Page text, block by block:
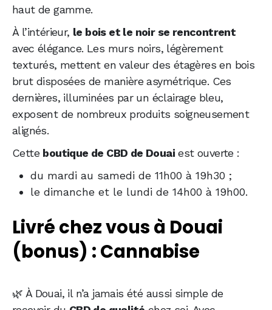
haut de gamme.
À l’intérieur, le bois et le noir se rencontrent
avec élégance. Les murs noirs, légèrement
texturés, mettent en valeur des étagères en bois
brut disposées de manière asymétrique. Ces
dernières, illuminées par un éclairage bleu,
exposent de nombreux produits soigneusement
alignés.
Cette boutique de CBD de Douai est ouverte :
du mardi au samedi de 11h00 à 19h30 ;
le dimanche et le lundi de 14h00 à 19h00.
Livré chez vous à Douai
(bonus) : Cannabise
🌿 À Douai, il n’a jamais été aussi simple de